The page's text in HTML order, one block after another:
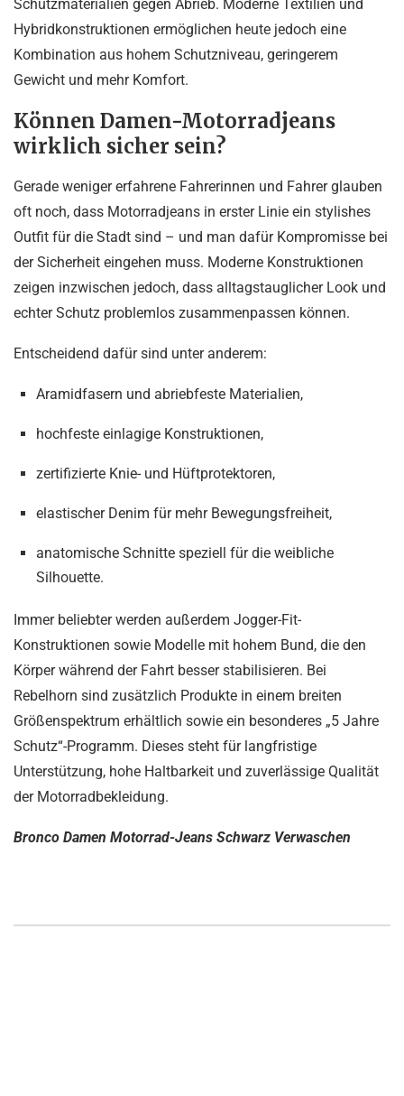
Schutzmaterialien gegen Abrieb. Moderne Textilien und
Hybridkonstruktionen ermöglichen heute jedoch eine
Kombination aus hohem Schutzniveau, geringerem
Gewicht und mehr Komfort.
Können Damen-Motorradjeans
wirklich sicher sein?
Gerade weniger erfahrene Fahrerinnen und Fahrer glauben
oft noch, dass Motorradjeans in erster Linie ein stylishes
Outfit für die Stadt sind – und man dafür Kompromisse bei
der Sicherheit eingehen muss. Moderne Konstruktionen
zeigen inzwischen jedoch, dass alltagstauglicher Look und
echter Schutz problemlos zusammenpassen können.
Entscheidend dafür sind unter anderem:
Aramidfasern und abriebfeste Materialien,
hochfeste einlagige Konstruktionen,
zertifizierte Knie- und Hüftprotektoren,
elastischer Denim für mehr Bewegungsfreiheit,
anatomische Schnitte speziell für die weibliche
Silhouette.
Immer beliebter werden außerdem Jogger-Fit-
Konstruktionen sowie Modelle mit hohem Bund, die den
Körper während der Fahrt besser stabilisieren. Bei
Rebelhorn sind zusätzlich Produkte in einem breiten
Größenspektrum erhältlich sowie ein besonderes „5 Jahre
Schutz“-Programm. Dieses steht für langfristige
Unterstützung, hohe Haltbarkeit und zuverlässige Qualität
der Motorradbekleidung.
Bronco Damen Motorrad-Jeans Schwarz Verwaschen